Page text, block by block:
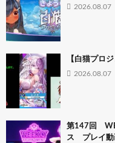
2026.08.07
【白猫プロ
2026.08.07
第147回
ス プレイ動